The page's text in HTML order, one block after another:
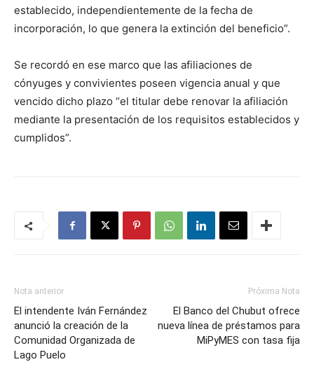
establecido, independientemente de la fecha de
incorporación, lo que genera la extinción del beneficio”.
Se recordó en ese marco que las afiliaciones de
cónyuges y convivientes poseen vigencia anual y que
vencido dicho plazo “el titular debe renovar la afiliación
mediante la presentación de los requisitos establecidos y
cumplidos”.
Nota anterior
El intendente Iván Fernández
anunció la creación de la
Comunidad Organizada de
Lago Puelo
Próxima Nota
El Banco del Chubut ofrece
nueva línea de préstamos para
MiPyMES con tasa fija